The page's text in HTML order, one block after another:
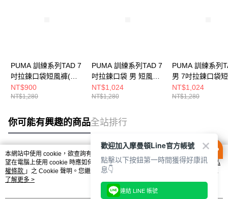
PUMA 訓練系列TAD 7
吋拉鍊口袋短風褲(M)
男 短褲 52804601
NT$900
NT$1,280
PUMA 訓練系列TAD 7
吋拉鍊口袋 男 短風褲
52804606
NT$1,024
NT$1,280
PUMA 訓練系列
男 7吋拉鍊口袋
52804699
NT$1,024
NT$1,280
你可能有興趣的商品全站排行
熱門標籤
本網站中使用 cookie，欲查詢有關本網站使用 cookie 方式之詳情，及若您不希
望在電腦上使用 cookie 時應如何變更電腦的 cookie 設定，請參閱本網站「
隱私
權條款 」之 Cookie 聲明。您繼續使用本網站即表示您同意本公司得按本網站使
用條款之 Cookie 聲明使用 cookie。
了解更多 >
歡迎加入摩曼頓Line官方帳號
點擊以下按鈕第一時間獲得好康訊
息👇
連結 LINE 帳號